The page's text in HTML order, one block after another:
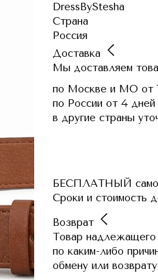
DressByStesha
Страна
Россия
Доставка
Мы доставляем
по Москве и МО от
по России от 4 дней
в другие страны
БЕСПЛАТНЫЙ
Сроки и стоимость
Возврат
Товар надлежащего
по каким-либо
обмену или